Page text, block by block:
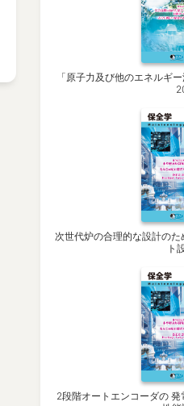
「原子力及び他のエネルギ
次世代炉の合理的な設計の
ト
2段階オートエンコーダの